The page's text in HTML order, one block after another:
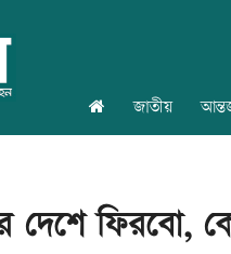
জাতীয়
দেশে ফিরবো,